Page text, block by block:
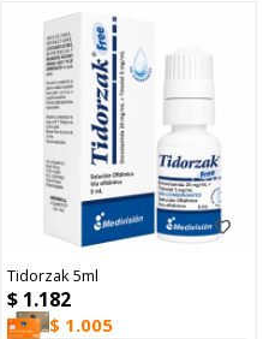
Tidorzak 5ml
$ 1.182
$ 1.005